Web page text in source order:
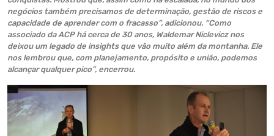
negócios também precisamos de determinação, gestão de riscos e
capacidade de aprender com o fracasso”, adicionou. “Como
associado da ACP há cerca de 30 anos, Waldemar Niclevicz nos
deixou um legado de insights que vão muito além da montanha. Ele
nos lembrou que, com planejamento, propósito e união, podemos
alcançar qualquer pico”, encerrou.